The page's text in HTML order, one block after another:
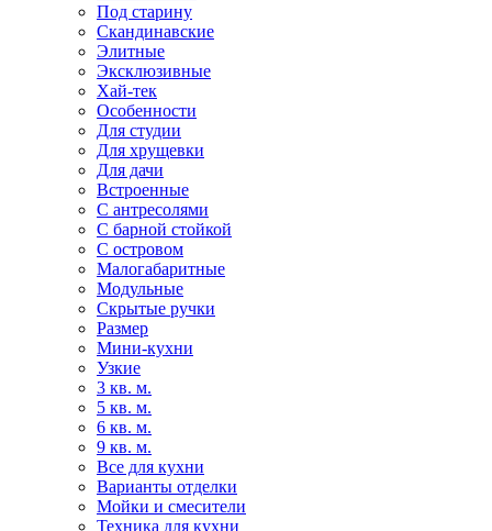
Под старину
Скандинавские
Элитные
Эксклюзивные
Хай-тек
Особенности
Для студии
Для хрущевки
Для дачи
Встроенные
С антресолями
С барной стойкой
С островом
Малогабаритные
Модульные
Скрытые ручки
Размер
Мини-кухни
Узкие
3 кв. м.
5 кв. м.
6 кв. м.
9 кв. м.
Все для кухни
Варианты отделки
Мойки и смесители
Техника для кухни